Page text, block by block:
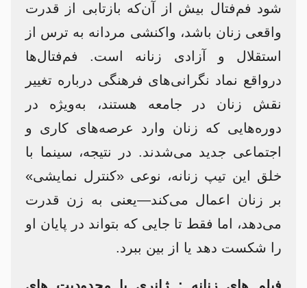
شود فم‌فتال بیش از آن‌که بازتابی از قدرت
واقعی زنان باشد، واکنشی مردانه به ترس از
استقلال و آزادی زنانه است. فم‌فتال‌ها
درواقع نماد نگرانی‌های فرهنگی درباره تغییر
نقش زنان در جامعه هستند، به‌ویژه در
دوره‌هایی که زنان وارد عرصه‌های کاری و
اجتماعی جدید می‌شدند. در نتیجه، سینما با
خلق این تیپ زنانه، نوعی «کنترل نمایشی»
بر زنان اعمال می‌کند—یعنی به زن قدرت
می‌دهد، اما فقط تا جایی که بتواند در پایان او
را شکست دهد یا از بین ببرد.